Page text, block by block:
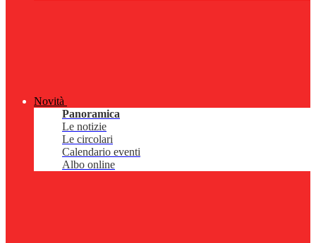
Novità
Panoramica
Le notizie
Le circolari
Calendario eventi
Albo online